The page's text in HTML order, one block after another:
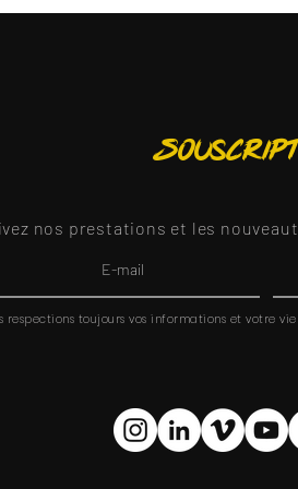
nos prestations et les
respections toujours vos informations et votre